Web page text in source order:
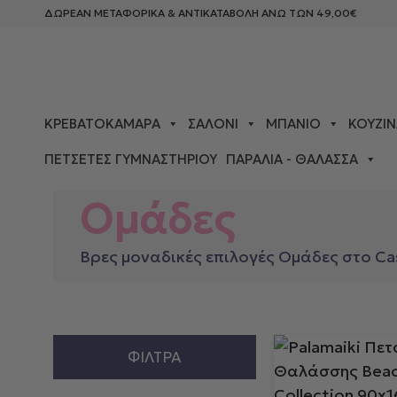
ΔΩΡΕΑΝ ΜΕΤΑΦΟΡΙΚΑ & ΑΝΤΙΚΑΤΑΒΟΛΗ ΑΝΩ ΤΩΝ 49,00€
ΚΡΕΒΑΤΟΚΆΜΑΡΑ ΣΑΛΌΝΙ ΜΠΆΝΙΟ
ΠΕΤΣΈΤΕΣ ΓΥΜΝΑΣΤΗΡΊΟΥ ΠΑΡΑΛΊΑ - ΘΆΛΑΣΣΑ
Ομάδες
Βρες μοναδικές επιλογές Ομάδες στο
ΦΊΛΤΡΑ